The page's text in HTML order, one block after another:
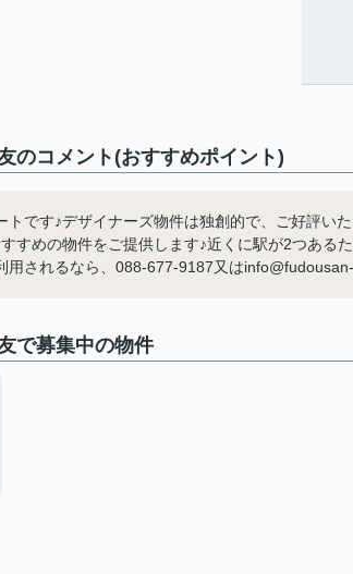
のコメント(おすすめポイント)
トです♪デザイナーズ物件は独創的で、ご好評い
すめの物件をご提供します♪近くに駅が2つある
用されるなら、088-677-9187又は
で募集中の物件